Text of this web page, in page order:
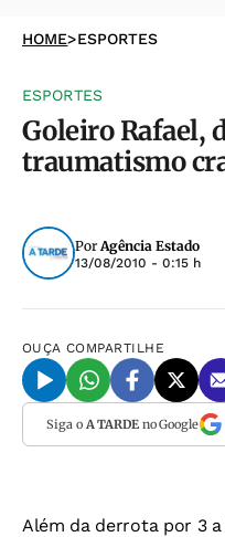
HOME>ESPORTES
ESPORTES
Goleiro Rafael,
traumatismo
PorAgência Estado
13/08/2010 - 0:15 h
OUÇA COMPARTILHE
Siga o A TARDEno Google
Além da derrota por 3 a